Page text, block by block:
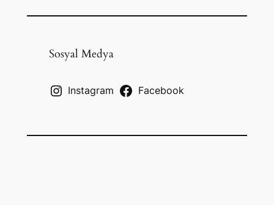
a
Sosyal Medya
Instagram Facebook